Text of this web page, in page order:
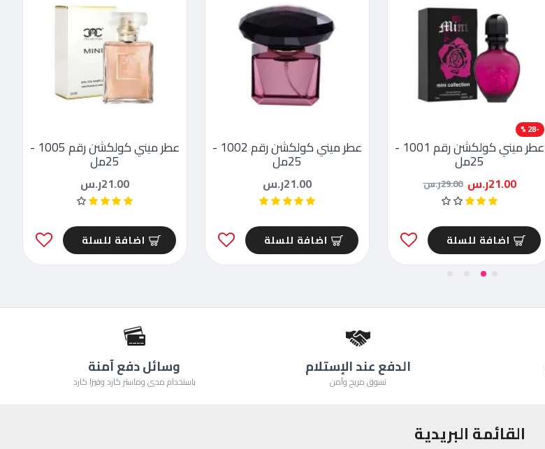
-28 %
عطر ميني كولكشن رقم 1001 -
25مل
21.00ر.س 29.00ر.س
اضافة للسلة
عطر ميني كولكشن رقم 1002 -
25مل
21.00ر.س
اضافة للسلة
عطر ميني كولكشن رقم 1005 -
25مل
21.00ر.س
اضافة للسلة
الدفع عند الإستلام
تسوق مريح وآمن
وسائل دفع آمنة
باستخدام مدى وماستر كارد وفيزا كارد
القائمة البريدية